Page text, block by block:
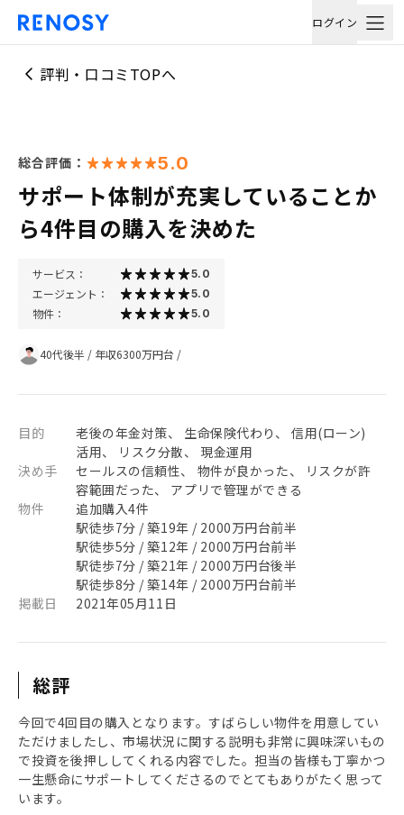
ログイン
評判・口コミTOPへ
総合評価： 5.0
サポート体制が充実していることか
ら4件目の購入を決めた
サービス： 5.0
エージェント： 5.0
物件： 5.0
40代後半 / 年収6300万円台 /
目的
老後の年金対策、 生命保険代わり、 信用(ローン)
活用、 リスク分散、 現金運用
決め手
セールスの信頼性、 物件が良かった、 リスクが許
容範囲だった、 アプリで管理ができる
物件
追加購入4件
駅徒歩7分 / 築19年 / 2000万円台前半
駅徒歩5分 / 築12年 / 2000万円台前半
駅徒歩7分 / 築21年 / 2000万円台後半
駅徒歩8分 / 築14年 / 2000万円台前半
掲載日
2021年05月11日
総評
今回で4回目の購入となります。すばらしい物件を用意してい
ただけましたし、市場状況に関する説明も非常に興味深いもの
で投資を後押ししてくれる内容でした。担当の皆様も丁寧かつ
一生懸命にサポートしてくださるのでとてもありがたく思って
います。